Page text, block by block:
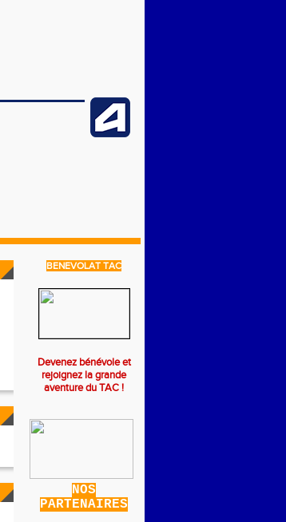
BENEVOLAT TAC
Devenez bénévole et
rejoignez la grande
aventure du TAC !
NOS
PARTENAIRES